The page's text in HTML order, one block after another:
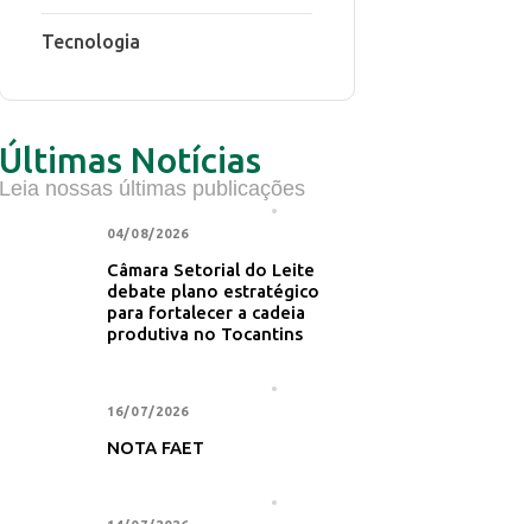
Tecnologia
Últimas Notícias
Leia nossas últimas publicações
04/08/2026
Câmara Setorial do Leite
debate plano estratégico
para fortalecer a cadeia
produtiva no Tocantins
16/07/2026
NOTA FAET